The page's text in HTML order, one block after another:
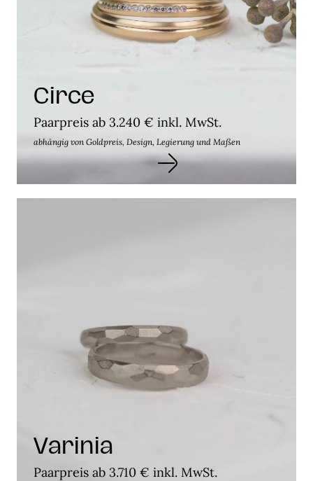
Circe
Paarpreis ab 3.240 € inkl. MwSt.
abhängig von Goldpreis, Design, Legierung und Maßen
Varinia
Paarpreis ab 3.710 € inkl. MwSt.